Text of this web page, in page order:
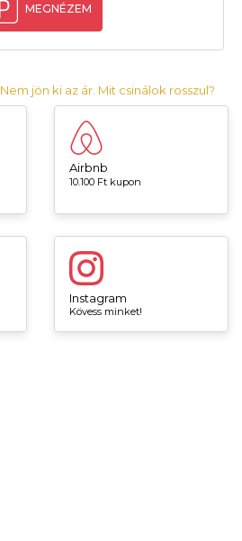
MEGNÉZEM
Nem jön ki az ár. Mit csinálok rosszul?
Airbnb
10.100 Ft kupon
Instagram
Kövess minket!